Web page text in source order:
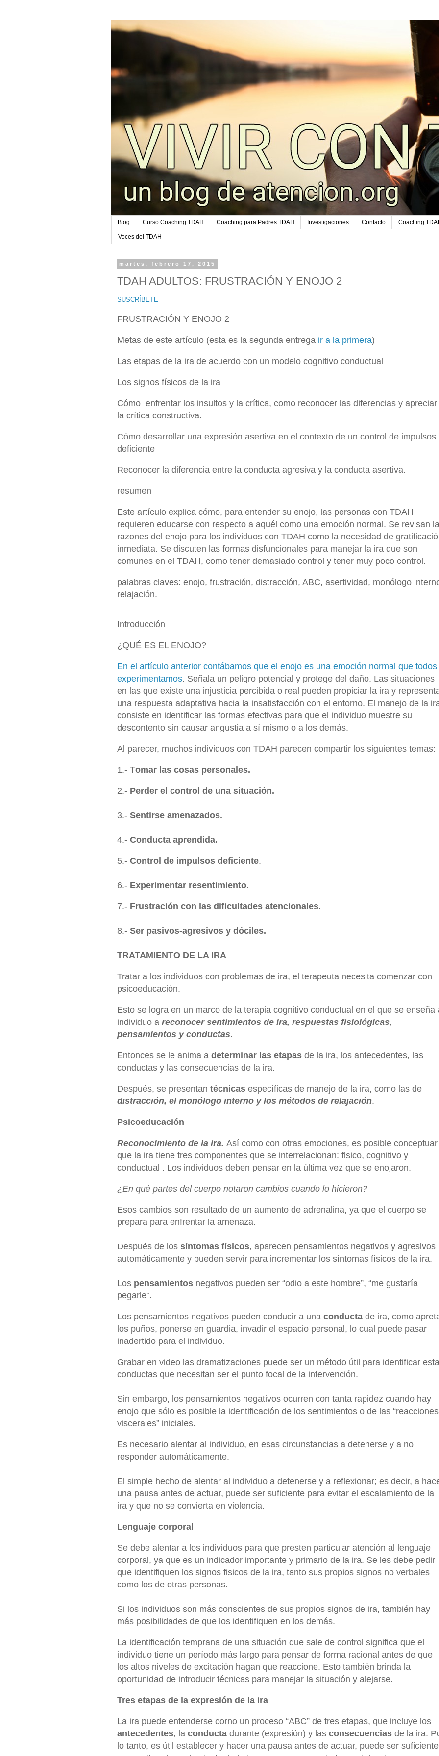
Blog Curso Coaching TDAH Coaching para Padres TDAH Investigaciones Contacto Coaching
Voces del TDAH
martes, febrero 17, 2015
TDAH ADULTOS: FRUSTRACIÓN Y ENOJO 2
SUSCRÍBETE
FRUSTRACIÓN Y ENOJO 2
Metas de este artículo (esta es la segunda entrega ir a la primera)
Las etapas de la ira de acuerdo con un modelo cognitivo conductual
Los signos físicos de la ira
Cómo enfrentar los insultos y la crítica, como reconocer las diferencias y apreciar
la crítica constructiva.
Cómo desarrollar una expresión asertiva en el contexto de un control de impulsos
deficiente
Reconocer la diferencia entre la conducta agresiva y la conducta asertiva.
resumen
Este artículo explica cómo, para entender su enojo, las personas con TDAH
requieren educarse con respecto a aquél como una emoción normal. Se revisan
razones del enojo para los individuos con TDAH como la necesidad de
inmediata. Se discuten las formas disfuncionales para manejar la ira que son
comunes en el TDAH, como tener demasiado control y tener muy poco control.
palabras claves: enojo, frustración, distracción, ABC, asertividad, monólogo
relajación.
Introducción
¿QUÉ ES EL ENOJO?
En el artículo anterior contábamos que el enojo es una emoción normal que todos
experimentamos. Señala un peligro potencial y protege del daño. Las situaciones
en las que existe una injusticia percibida o real pueden propiciar la ira y
una respuesta adaptativa hacia la insatisfacción con el entorno. El manejo de la
consiste en identificar las formas efectivas para que el individuo muestre su
descontento sin causar angustia a sí mismo o a los demás.
Al parecer, muchos individuos con TDAH parecen compartir los siguientes temas:
1.- Tomar las cosas personales.
2.- Perder el control de una situación.
3.- Sentirse amenazados.
4.- Conducta aprendida.
5.- Control de impulsos deficiente.
6.- Experimentar resentimiento.
7.- Frustración con las dificultades atencionales.
8.- Ser pasivos-agresivos y dóciles.
TRATAMIENTO DE LA IRA
Tratar a los individuos con problemas de ira, el terapeuta necesita comenzar con
psicoeducación.
Esto se logra en un marco de la terapia cognitivo conductual en el que se enseña
individuo a reconocer sentimientos de ira, respuestas fisiológicas,
pensamientos y conductas.
Entonces se le anima a determinar las etapasde la ira, los antecedentes, las
conductas y las consecuencias de la ira.
Después, se presentan técnicasespecíficas de manejo de la ira, como las de
distracción, el monólogo interno y los métodos de relajación.
Psicoeducación
Reconocimiento de la ira. Así como con otras emociones, es posible conceptuar
que la ira tiene tres componentes que se interrelacionan: flsico, cognitivo y
conductual , Los individuos deben pensar en la última vez que se enojaron.
¿En qué partes del cuerpo notaron cambios cuando lo hicieron?
Esos cambios son resultado de un aumento de adrenalina, ya que el cuerpo se
prepara para enfrentar la amenaza.
Después de los síntomas físicos, aparecen pensamientos negativos y agresivos
automáticamente y pueden servir para incrementar los síntomas físicos de la ira.
Los pensamientos negativos pueden ser “odio a este hombre”, “me gustaría
pegarle”.
Los pensamientos negativos pueden conducir a una conductade ira, como
los puños, ponerse en guardia, invadir el espacio personal, lo cual puede pasar
inadertido para el individuo.
Grabar en video las dramatizaciones puede ser un método útil para identificar
conductas que necesitan ser el punto focal de la intervención.
Sin embargo, los pensamientos negativos ocurren con tanta rapidez cuando hay
enojo que sólo es posible la identificación de los sentimientos o de las “reacciones
viscerales” iniciales.
Es necesario alentar al individuo, en esas circunstancias a detenerse y a no
responder automáticamente.
El simple hecho de alentar al individuo a detenerse y a reflexionar; es decir, a
una pausa antes de actuar, puede ser suficiente para evitar el escalamiento de la
ira y que no se convierta en violencia.
Lenguaje corporal
Se debe alentar a los individuos para que presten particular atención al lenguaje
corporal, ya que es un indicador importante y primario de la ira. Se les debe pedir
que identifiquen los signos fisicos de la ira, tanto sus propios signos no verbales
como los de otras personas.
Si los individuos son más conscientes de sus propios signos de ira, también hay
más posibilidades de que los identifiquen en los demás.
La identificación temprana de una situación que sale de control significa que el
individuo tiene un período más largo para pensar de forma racional antes de que
los altos niveles de excitación hagan que reaccione. Esto también brinda la
oportunidad de introducir técnicas para manejar la situación y alejarse.
Tres etapas de la expresión de la ira
La ira puede entenderse corno un proceso “ABC” de tres etapas, que incluye los
antecedentes, la conductadurante (expresión) y las consecuenciasde la ira.
lo tanto, es útil establecer y hacer una pausa antes de actuar, puede ser suficiente